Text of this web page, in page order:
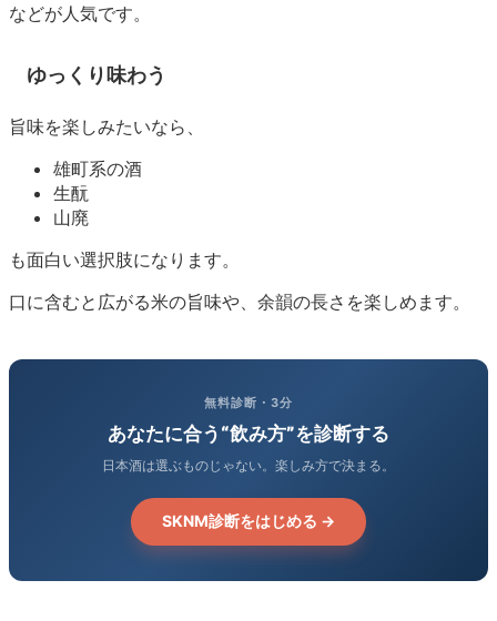
などが人気です。
ゆっくり味わう
旨味を楽しみたいなら、
雄町系の酒
生酛
山廃
も面白い選択肢になります。
口に含むと広がる米の旨味や、余韻の長さを楽しめます。
無料診断・3分
あなたに合う“飲み方”を診断する
日本酒は選ぶものじゃない。楽しみ方で決まる。
SKNM診断をはじめる →